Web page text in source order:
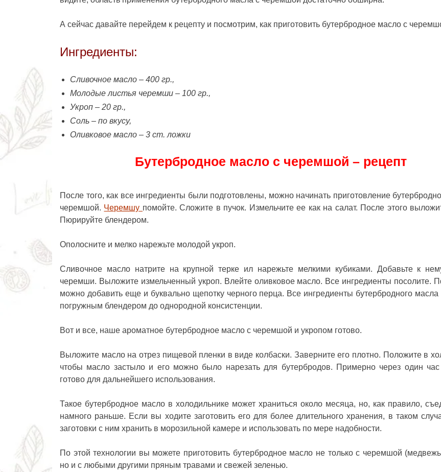
А сейчас давайте перейдем к рецепту и посмотрим, как приготовить бутербродное масло с
Ингредиенты:
Сливочное масло – 400 гр.,
Молодые листья черемши – 100 гр.,
Укроп – 20 гр.,
Соль – по вкусу,
Оливковое масло – 3 ст. ложки
Бутербродное масло с черемшой – рецепт
После того, как все ингредиенты были подготовлены, можно начинать приготовление
черемшой. Черемшу помойте. Сложите в пучок. Измельчите ее как на салат. После этого
Пюрируйте блендером.
Ополосните и мелко нарежьте молодой укроп.
Сливочное масло натрите на крупной терке ил нарежьте мелкими кубиками. Добавьте к
черемши. Выложите измельченный укроп. Влейте оливковое масло. Все ингредиенты посолите.
можно добавить еще и буквально щепотку черного перца. Все ингредиенты бутербродного масла
погружным блендером до однородной консистенции.
Вот и все, наше ароматное бутербродное масло с черемшой и укропом готово.
Выложите масло на отрез пищевой пленки в виде колбаски. Заверните его плотно. Положите в
чтобы масло застыло и его можно было нарезать для бутербродов. Примерно через один час
готово для дальнейшего использования.
Такое бутербродное масло в холодильнике может храниться около месяца, но, как правило,
намного раньше. Если вы ходите заготовить его для более длительного хранения, в таком
заготовки с ним хранить в морозильной камере и использовать по мере надобности.
По этой технологии вы можете приготовить бутербродное масло не только с черемшой
но и с любыми другими пряным травами и свежей зеленью.